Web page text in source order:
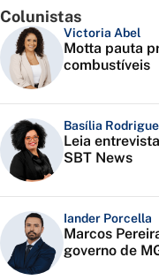
Colunistas
Victoria Abel
Motta pauta
combustíveis
Basília
Leia
SBT News
Iander Porcella
Marcos
governo de